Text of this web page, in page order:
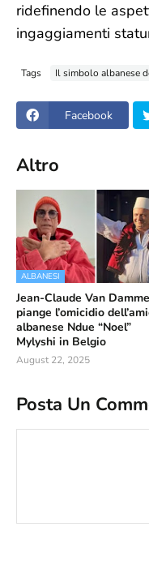
ridefinendo le
ingaggiamenti
Tags Il simbolo albanese
Facebook
Altro
ALBANESI
Jean-Claude Van Damme
piange l’omicidio
albanese Ndue “Noel”
Mylyshi in Belgio
August 22, 2025
Posta Un